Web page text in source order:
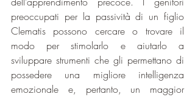
preoccupati per la passività di un figlio
Clematis possono cercare o trovare il
modo per stimolarlo e aiutarlo a
sviluppare strumenti che gli permettano di
possedere una migliore intelligenza
emozionale e, pertanto, un maggior